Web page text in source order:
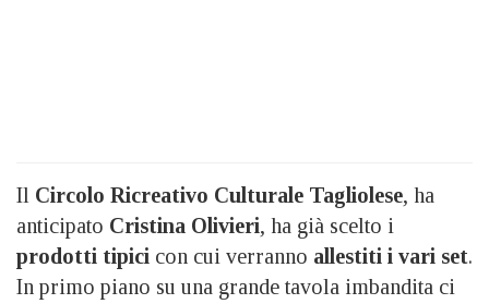
Il Circolo Ricreativo Culturale Tagliolese, ha
anticipato Cristina Olivieri, ha già scelto i
prodotti tipici con cui verranno allestiti i vari set.
In primo piano su una grande tavola imbandita ci